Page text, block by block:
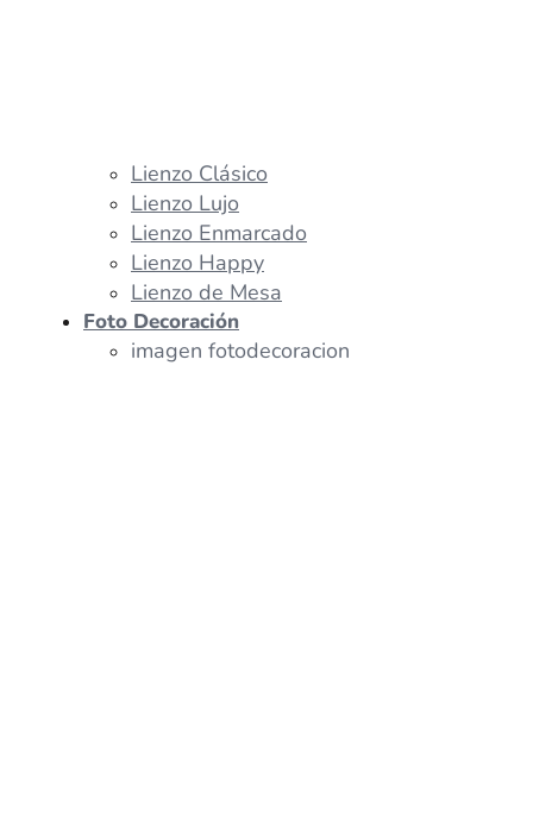
Lienzo Clásico
Lienzo Lujo
Lienzo Enmarcado
Lienzo Happy
Lienzo de Mesa
Foto Decoración
imagen fotodecoracion